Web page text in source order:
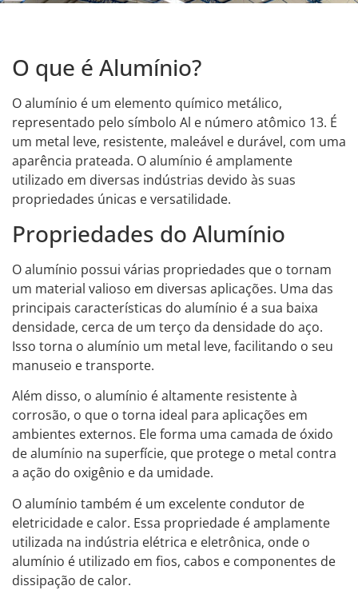
O que é Alumínio?
O alumínio é um elemento químico metálico,
representado pelo símbolo Al e número atômico 13. É
um metal leve, resistente, maleável e durável, com uma
aparência prateada. O alumínio é amplamente
utilizado em diversas indústrias devido às suas
propriedades únicas e versatilidade.
Propriedades do Alumínio
O alumínio possui várias propriedades que o tornam
um material valioso em diversas aplicações. Uma das
principais características do alumínio é a sua baixa
densidade, cerca de um terço da densidade do aço.
Isso torna o alumínio um metal leve, facilitando o seu
manuseio e transporte.
Além disso, o alumínio é altamente resistente à
corrosão, o que o torna ideal para aplicações em
ambientes externos. Ele forma uma camada de óxido
de alumínio na superfície, que protege o metal contra
a ação do oxigênio e da umidade.
O alumínio também é um excelente condutor de
eletricidade e calor. Essa propriedade é amplamente
utilizada na indústria elétrica e eletrônica, onde o
alumínio é utilizado em fios, cabos e componentes de
dissipação de calor.